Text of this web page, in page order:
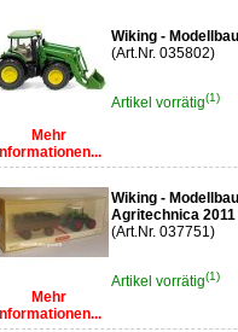
Mehr
Informationen...
Wiking -
(Art.Nr. 035802)
Artikel vorrätig(1)
Mehr
Informationen...
Wiking -
Agritechnica
(Art.Nr. 037751)
Artikel vorrätig(1)